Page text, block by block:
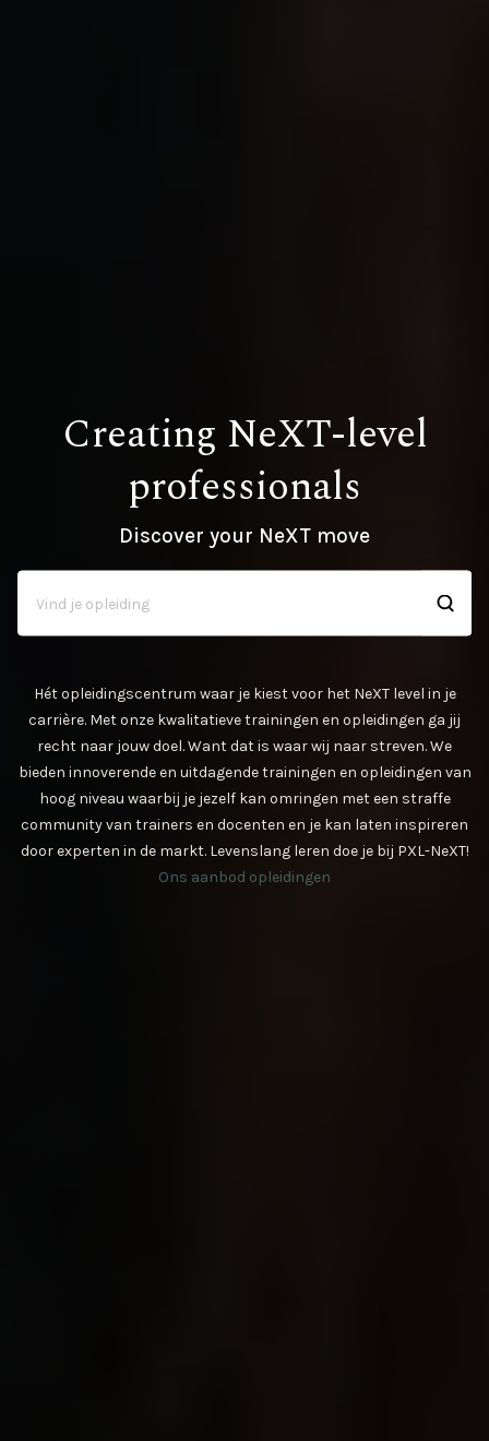
Creating NeXT-level
professionals
Discover your NeXT move
Hét opleidingscentrum waar je kiest voor het NeXT level in je
carrière. Met onze kwalitatieve trainingen en opleidingen ga jij
recht naar jouw doel. Want dat is waar wij naar streven. We
bieden innoverende en uitdagende trainingen en opleidingen van
hoog niveau waarbij je jezelf kan omringen met een straffe
community van trainers en docenten en je kan laten inspireren
door experten in de markt. Levenslang leren doe je bij PXL-NeXT!
Ons aanbod opleidingen